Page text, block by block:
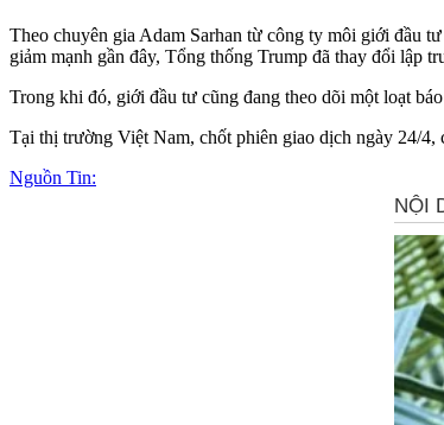
Theo chuyên gia Adam Sarhan từ công ty môi giới đầu
giảm mạnh gần đây, Tổng thống Trump đã thay đổi lập
Trong khi đó, giới đầu tư cũng đang theo dõi một loạt
Tại thị trường Việt Nam, chốt phiên giao dịch ngày 24/
Nguồn Tin: